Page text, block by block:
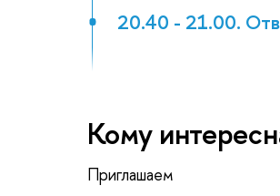
20.40 - 21.00.
Кому
Приглашаем